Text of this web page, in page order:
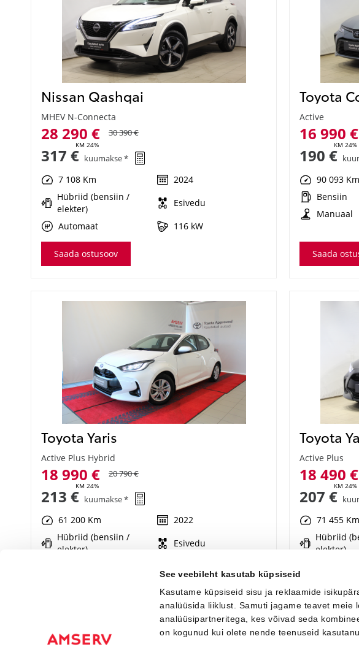
See veebileht kasutab küpsiseid
Kasutame küpsiseid sisu ja reklaamide
analüüsida liiklust. Samuti jagame teavet
analüüsipartneritega, kes võivad seda
on kogunud kui olete nende teenuseid
Nissan Qashqai
MHEV N-Connecta
28 290 €
KM 24%
30 390 €
317 € kuumakse *
7 108 Km
2024
Hübriid (bensiin /
elekter)
Esivedu
Automaat
116 kW
Saada ostusoov
Toyota
Active
16 990 €
KM 24%
190 €
90 093 Km
Bensiin
Manuaal
Saada
Toyota Yaris
Active Plus Hybrid
18 990 €
KM 24%
20 790 €
213 € kuumakse *
61 200 Km
2022
Hübriid (bensiin /
elekter)
Esivedu
Toyota
Active Plus
18 490 €
KM 24%
207 €
71 455 Km
Hübriid
elekter)
Saada